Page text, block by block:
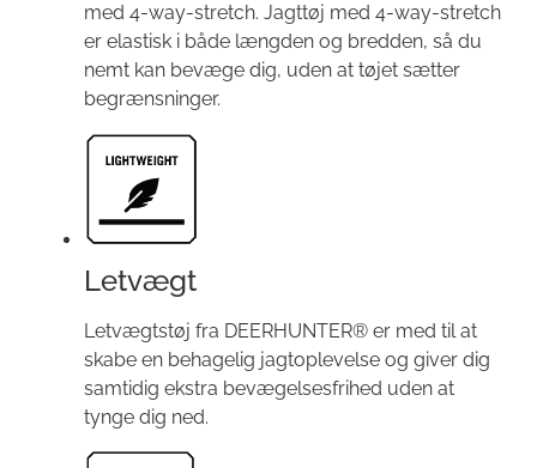
med 4-way-stretch. Jagttøj med 4-way-stretch
er elastisk i både længden og bredden, så du
nemt kan bevæge dig, uden at tøjet sætter
begrænsninger.
Letvægt
Letvægtstøj fra DEERHUNTER® er med til at
skabe en behagelig jagtoplevelse og giver dig
samtidig ekstra bevægelsesfrihed uden at
tynge dig ned.